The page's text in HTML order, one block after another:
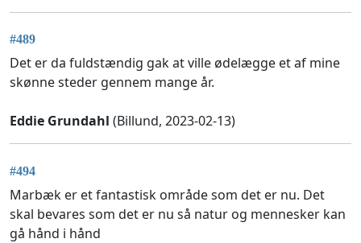
#489
Det er da fuldstændig gak at ville ødelægge et af mine
skønne steder gennem mange år.
Eddie Grundahl (Billund, 2023-02-13)
#494
Marbæk er et fantastisk område som det er nu. Det
skal bevares som det er nu så natur og mennesker kan
gå hånd i hånd